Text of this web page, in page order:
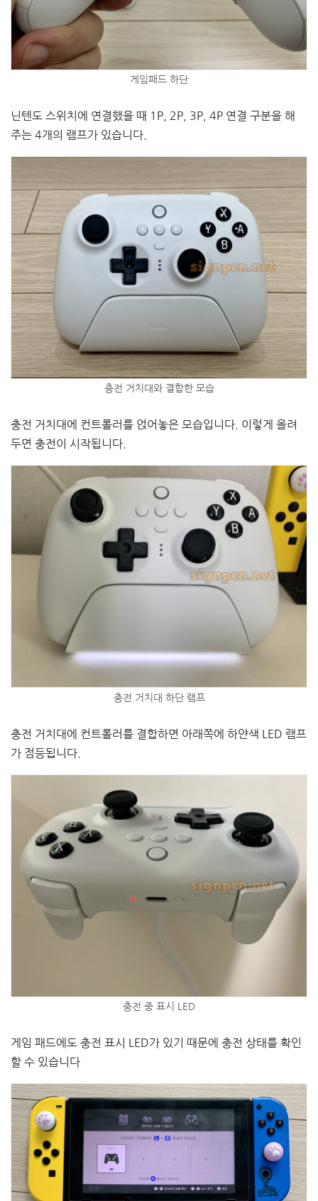
게임패드 하단
닌텐도 스위치에 연결했을 때 1P, 2P, 3P, 4P 연결 구분을 해
주는 4개의 램프가 있습니다.
충전 거치대와 결합한 모습
충전 거치대에 컨트롤러를 얹어놓은 모습입니다. 이렇게 올려
두면 충전이 시작됩니다.
충전 거치대 하단 램프
충전 거치대에 컨트롤러를 결합하면 아래쪽에 하얀색 LED 램프
가 점등됩니다.
충전 중 표시 LED
게임 패드에도 충전 표시 LED가 있기 때문에 충전 상태를 확인
할 수 있습니다